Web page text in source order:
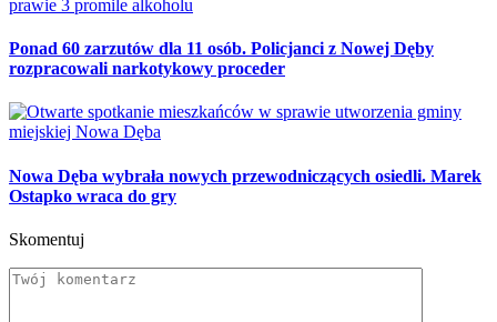
Ponad 60 zarzutów dla 11 osób. Policjanci z Nowej Dęby
rozpracowali narkotykowy proceder
Nowa Dęba wybrała nowych przewodniczących osiedli. Marek
Ostapko wraca do gry
Skomentuj